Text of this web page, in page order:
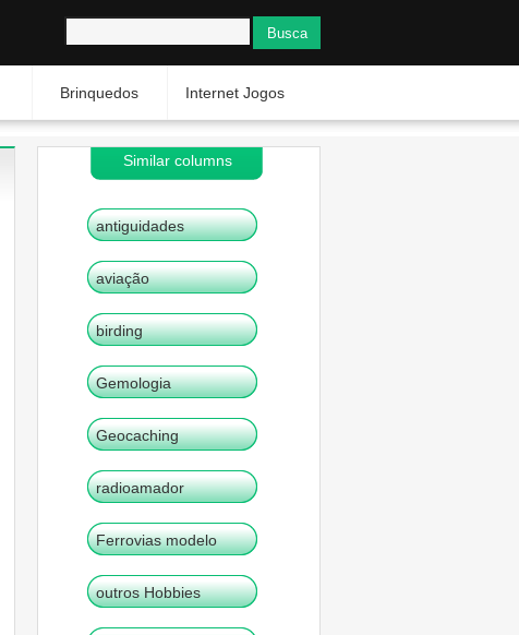
Brinquedos Internet Jogos
Similar columns
antiguidades
aviação
birding
Gemologia
Geocaching
radioamador
Ferrovias modelo
outros Hobbies